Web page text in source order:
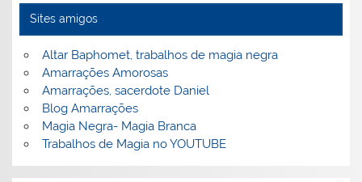
Sites amigos
Altar Baphomet, trabalhos de magia negra
Amarrações Amorosas
Amarrações, sacerdote Daniel
Blog Amarrações
Magia Negra- Magia Branca
Trabalhos de Magia no YOUTUBE